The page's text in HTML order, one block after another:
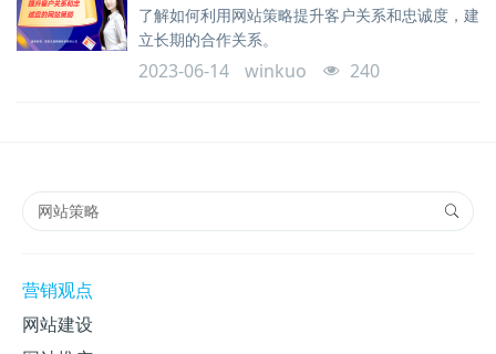
了解如何利用网站策略提升客户关系和忠诚度，建
立长期的合作关系。
2023-06-14 winkuo 240
营销观点
网站建设